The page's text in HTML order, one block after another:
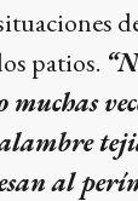
patios.
al